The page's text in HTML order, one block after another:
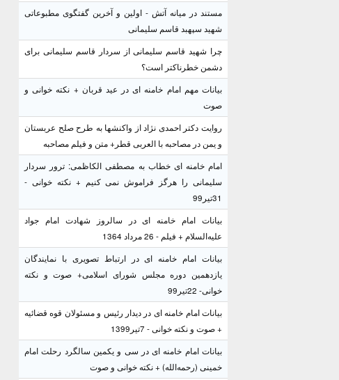
مستند در میانه آتش - اولین و آخرین گفتگوی مطبوعاتی
شهید سپهبد قاسم سلیمانی
چرا شهید قاسم سلیمانی از سردار قاسم سلیمانی برای
دشمن خطرناکتر است؟
بیانات مهم امام خامنه ای در عید قربان + نکته خوانی و
صوت
روایت دکتر احمدی نژاد از واکنشها به طرح صلح عربستان
و یمن در مصاحبه با العربی قطر+ متن و فیلم مصاحبه
امام خامنه ای خطاب به مصطفی الکاظمی: ترور سردار
سلیمانی را هرگز فراموش نمی کنیم + نکته خوانی -
31تیر99
بیانات امام خامنه ای در سالروز شهادت امام جواد
علیه‌السلام + فیلم - 26 مرداد 1364
بیانات امام خامنه ای در ارتباط تصویری با نمایندگان
یازدهمین دوره مجلس شورای اسلامی+ صوت و نکته
خوانی- 22تیر99
بیانات امام خامنه ای در دیدار رئیس و مسئولان قوه قضائیه
+ صوت و نکته خوانی - 7تیر1399
بیانات امام خامنه ای در سی و یکمین سالگرد رحلت امام
خمینی (رحمه‌الله) + نکته خوانی و صوت